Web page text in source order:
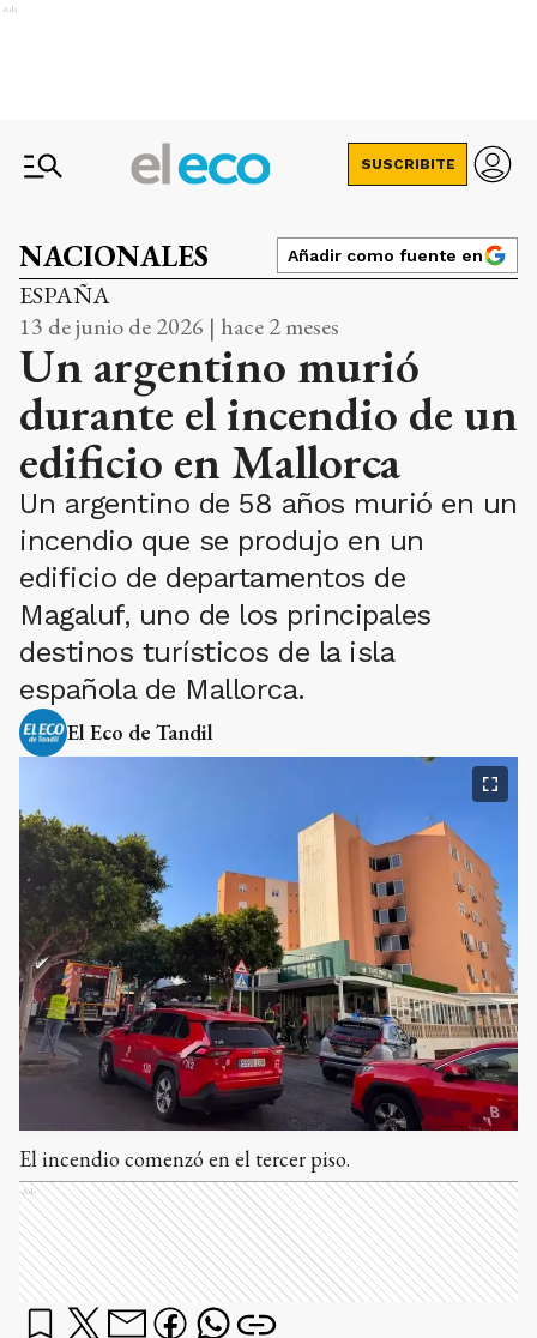
Ads
SUSCRIBITE
NACIONALES Añadir como fuente en
ESPAÑA
13 de junio de 2026 | hace 2 meses
Un argentino murió
durante el incendio de un
edificio en Mallorca
Un argentino de 58 años murió en un
incendio que se produjo en un
edificio de departamentos de
Magaluf, uno de los principales
destinos turísticos de la isla
española de Mallorca.
El Eco de Tandil
El incendio comenzó en el tercer piso.
Ads